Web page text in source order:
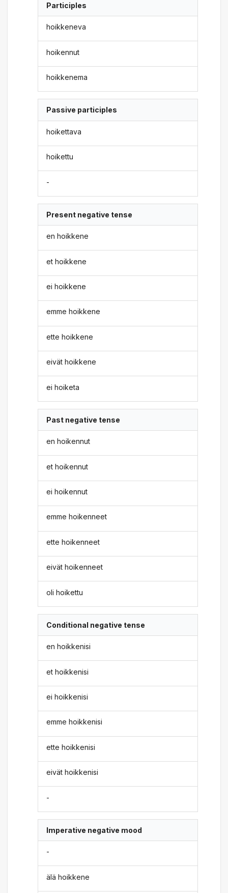
Participles
hoikkeneva
hoikennut
hoikkenema
Passive participles
hoikettava
hoikettu
-
Present negative tense
en hoikkene
et hoikkene
ei hoikkene
emme hoikkene
ette hoikkene
eivät hoikkene
ei hoiketa
Past negative tense
en hoikennut
et hoikennut
ei hoikennut
emme hoikenneet
ette hoikenneet
eivät hoikenneet
oli hoikettu
Conditional negative tense
en hoikkenisi
et hoikkenisi
ei hoikkenisi
emme hoikkenisi
ette hoikkenisi
eivät hoikkenisi
-
Imperative negative mood
-
älä hoikkene